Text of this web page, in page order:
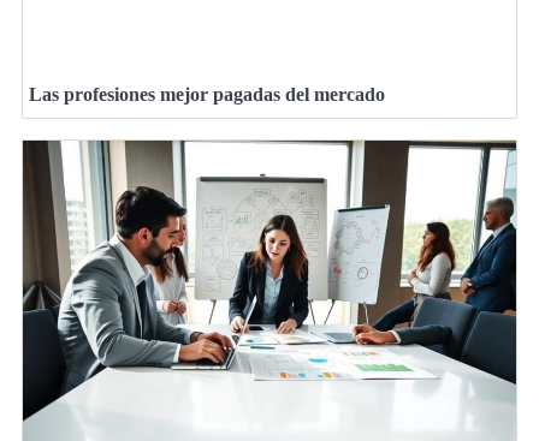
Las profesiones mejor pagadas del mercado